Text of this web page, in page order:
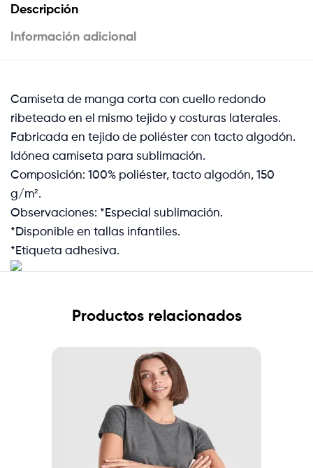
Descripción
Información adicional
Camiseta de manga corta con cuello redondo
ribeteado en el mismo tejido y costuras laterales.
Fabricada en tejido de poliéster con tacto algodón.
Idónea camiseta para sublimación.
Composición: 100% poliéster, tacto algodón, 150
g/m².
Observaciones: *Especial sublimación.
*Disponible en tallas infantiles.
*Etiqueta adhesiva.
Productos relacionados